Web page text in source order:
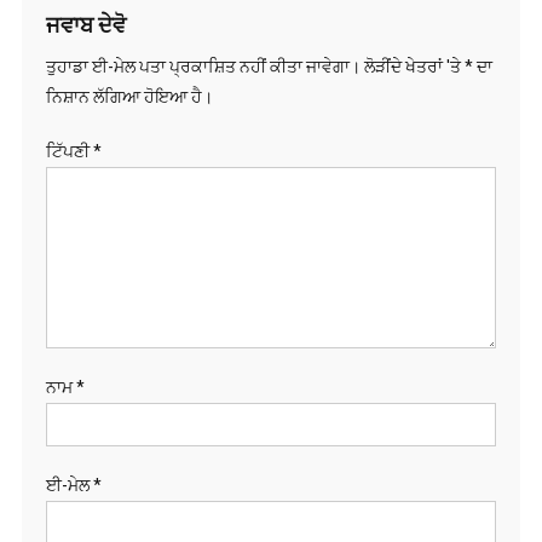
ਜਵਾਬ ਦੇਵੋ
ਤੁਹਾਡਾ ਈ-ਮੇਲ ਪਤਾ ਪ੍ਰਕਾਸ਼ਿਤ ਨਹੀਂ ਕੀਤਾ ਜਾਵੇਗਾ। ਲੋੜੀਂਦੇ ਖੇਤਰਾਂ 'ਤੇ*ਦਾ
ਨਿਸ਼ਾਨ ਲੱਗਿਆ ਹੋਇਆ ਹੈ।
ਟਿੱਪਣੀ*
ਨਾਮ*
ਈ-ਮੇਲ*